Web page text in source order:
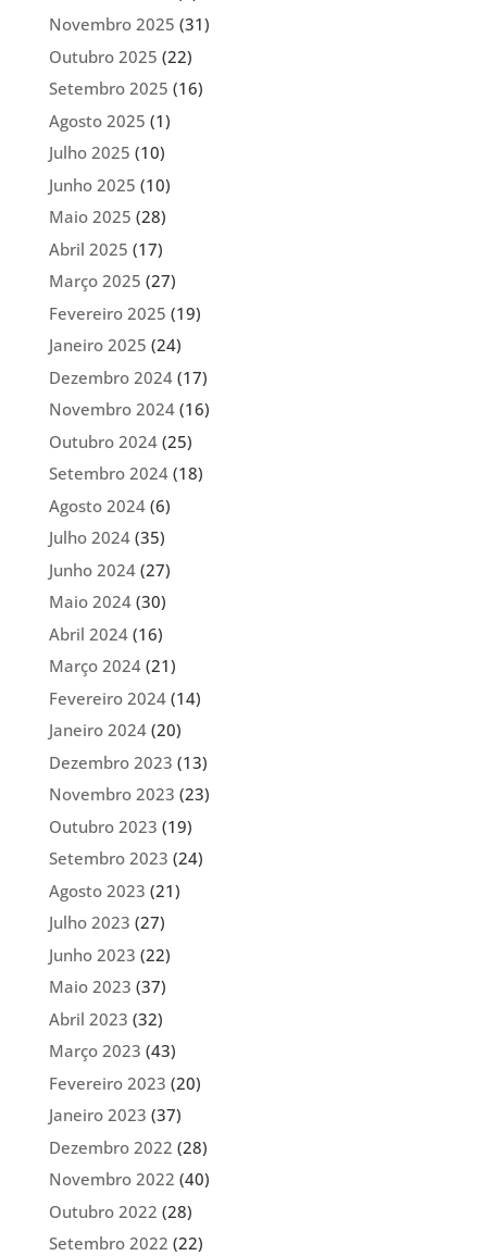
Novembro 2025 (31)
Outubro 2025 (22)
Setembro 2025 (16)
Agosto 2025 (1)
Julho 2025 (10)
Junho 2025 (10)
Maio 2025 (28)
Abril 2025 (17)
Março 2025 (27)
Fevereiro 2025 (19)
Janeiro 2025 (24)
Dezembro 2024(17)
Novembro 2024(16)
Outubro 2024(25)
Setembro 2024(18)
Agosto 2024(6)
Julho 2024(35)
Junho 2024(27)
Maio 2024(30)
Abril 2024(16)
Março 2024(21)
Fevereiro 2024(14)
Janeiro 2024(20)
Dezembro 2023 (13)
Novembro 2023 (23)
Outubro 2023 (19)
Setembro 2023 (24)
Agosto 2023 (21)
Julho 2023 (27)
Junho 2023 (22)
Maio 2023 (37)
Abril 2023 (32)
Março 2023 (43)
Fevereiro 2023 (20)
Janeiro 2023 (37)
Dezembro 2022 (28)
Novembro 2022 (40)
Outubro 2022 (28)
Setembro 2022 (22)